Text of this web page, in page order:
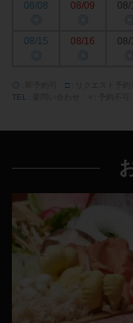
08/08
◎
08/09
◎
08/
08/15
◎
08/16
◎
08/
□
TEL